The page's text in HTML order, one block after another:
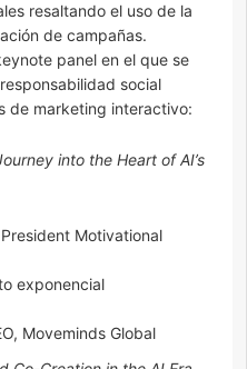
resaltando el uso de la
de campañas.
panel en el que se
social
de marketing interactivo:
into the Heart of AI’s
Motivational
exponencial
Moveminds Global